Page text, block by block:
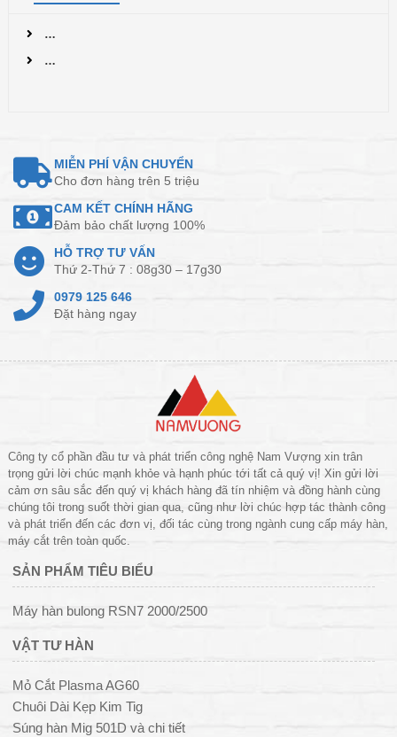
…
…
MIỄN PHÍ VẬN CHUYỂN
Cho đơn hàng trên 5 triệu
CAM KẾT CHÍNH HÃNG
Đảm bảo chất lượng 100%
HỖ TRỢ TƯ VẤN
Thứ 2-Thứ 7 : 08g30 – 17g30
0979 125 646
Đặt hàng ngay
Công ty cổ phần đầu tư và phát triển công nghệ Nam Vượng xin trân
trọng gửi lời chúc mạnh khỏe và hạnh phúc tới tất cả quý vị! Xin gửi lời
cảm ơn sâu sắc đến quý vị khách hàng đã tín nhiệm và đồng hành cùng
chúng tôi trong suốt thời gian qua, cũng như lời chúc hợp tác thành công
và phát triển đến các đơn vị, đối tác cùng trong ngành cung cấp máy hàn,
máy cắt trên toàn quốc.
SẢN PHẨM TIÊU BIỂU
Máy hàn bulong RSN7 2000/2500
VẬT TƯ HÀN
Mỏ Cắt Plasma AG60
Chuôi Dài Kẹp Kim Tig
Súng hàn Mig 501D và chi tiết